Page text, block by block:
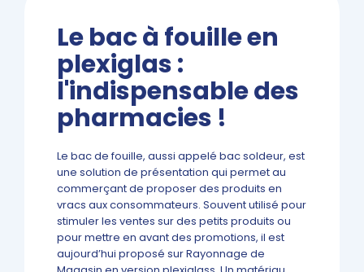
Le bac à fouille en
plexiglas :
l'indispensable des
pharmacies !
Le bac de fouille, aussi appelé bac soldeur, est
une solution de présentation qui permet au
commerçant de proposer des produits en
vracs aux consommateurs. Souvent utilisé pour
stimuler les ventes sur des petits produits ou
pour mettre en avant des promotions, il est
aujourd’hui proposé sur Rayonnage de